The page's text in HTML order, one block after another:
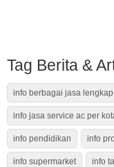
Tag Berita &
info berbagai jasa
info jasa service ac per
info pendidikan info
info supermarket info